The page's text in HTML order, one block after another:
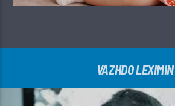
VAZHDO LEXIMIN